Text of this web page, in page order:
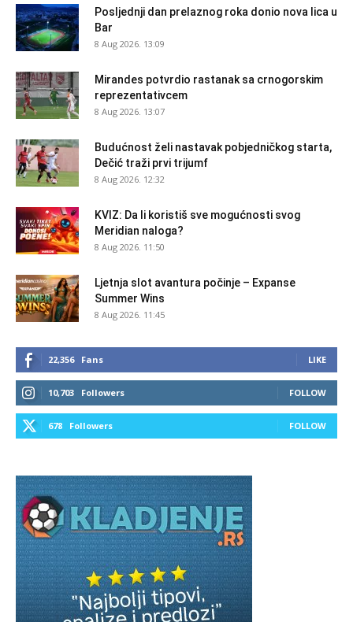
Posljednji dan prelaznog roka donio nova lica u
Bar
8 Aug 2026. 13:09
Mirandes potvrdio rastanak sa crnogorskim
reprezentativcem
8 Aug 2026. 13:07
Budućnost želi nastavak pobjedničkog starta,
Dečić traži prvi trijumf
8 Aug 2026. 12:32
KVIZ: Da li koristiš sve mogućnosti svog
Meridian naloga?
8 Aug 2026. 11:50
Ljetnja slot avantura počinje – Expanse
Summer Wins
8 Aug 2026. 11:45
22,356 Fans LIKE
10,703 Followers FOLLOW
678 Followers FOLLOW